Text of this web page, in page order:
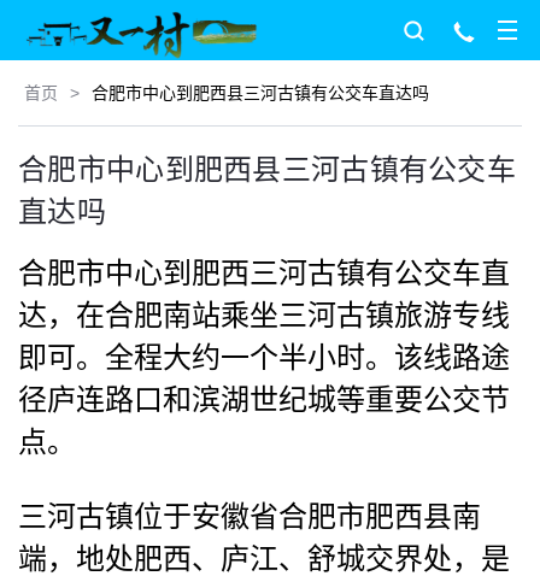
首页 > 合肥市中心到肥西县三河古镇有公交车直达吗
合肥市中心到肥西县三河古镇有公交车
直达吗
合肥市中心到肥西三河古镇有公交车直
达，在合肥南站乘坐三河古镇旅游专线
即可。全程大约一个半小时。该线路途
径庐连路口和滨湖世纪城等重要公交节
点。
三河古镇位于安徽省合肥市肥西县南
端，地处肥西、庐江、舒城交界处，是